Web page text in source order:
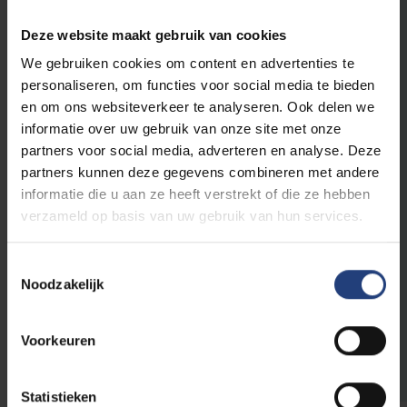
Deze website maakt gebruik van cookies
We gebruiken cookies om content en advertenties te
personaliseren, om functies voor social media te bieden
en om ons websiteverkeer te analyseren. Ook delen we
informatie over uw gebruik van onze site met onze
partners voor social media, adverteren en analyse. Deze
partners kunnen deze gegevens combineren met andere
informatie die u aan ze heeft verstrekt of die ze hebben
verzameld op basis van uw gebruik van hun services.
Noodzakelijk
Voorkeuren
Statistieken
kennis, kritisch denken en dialoog een
belangrijke eerste stap zijn om je stempel te
drukken op jouw omgeving en de wereld.
Als Urban Engaged University wil de Vrije
Universiteit Brussel een drijvende kracht van
verandering in de wereld te zijn. Met ons
academisch onderwijs en ons
innovatief onderzoek dragen we bij aan de
Sustainable Development Goals van de
onze stempel op de toekomst.